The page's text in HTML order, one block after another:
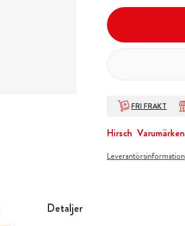
FRI FRAKT
Hirsch Varumärken
Leverantörsinformation
Detaljer